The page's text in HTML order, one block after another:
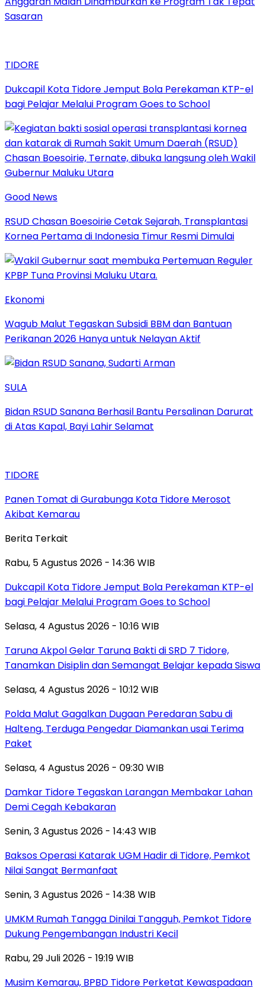
Sasaran
TIDORE
Dukcapil Kota Tidore Jemput Bola Perekaman KTP-el
bagi Pelajar Melalui Program Goes to School
Good News
RSUD Chasan Boesoirie Cetak Sejarah, Transplantasi
Kornea Pertama di Indonesia Timur Resmi Dimulai
Ekonomi
Wagub Malut Tegaskan Subsidi BBM dan Bantuan
Perikanan 2026 Hanya untuk Nelayan Aktif
SULA
Bidan RSUD Sanana Berhasil Bantu Persalinan Darurat
di Atas Kapal, Bayi Lahir Selamat
TIDORE
Panen Tomat di Gurabunga Kota Tidore Merosot
Akibat Kemarau
Berita Terkait
Rabu, 5 Agustus 2026 - 14:36 WIB
Dukcapil Kota Tidore Jemput Bola Perekaman KTP-el
bagi Pelajar Melalui Program Goes to School
Selasa, 4 Agustus 2026 - 10:16 WIB
Taruna Akpol Gelar Taruna Bakti di SRD 7 Tidore,
Tanamkan Disiplin dan Semangat Belajar kepada Siswa
Selasa, 4 Agustus 2026 - 10:12 WIB
Polda Malut Gagalkan Dugaan Peredaran Sabu di
Halteng, Terduga Pengedar Diamankan usai Terima
Paket
Selasa, 4 Agustus 2026 - 09:30 WIB
Damkar Tidore Tegaskan Larangan Membakar Lahan
Demi Cegah Kebakaran
Senin, 3 Agustus 2026 - 14:43 WIB
Baksos Operasi Katarak UGM Hadir di Tidore, Pemkot
Nilai Sangat Bermanfaat
Senin, 3 Agustus 2026 - 14:38 WIB
UMKM Rumah Tangga Dinilai Tangguh, Pemkot Tidore
Dukung Pengembangan Industri Kecil
Rabu, 29 Juli 2026 - 19:19 WIB
Musim Kemarau, BPBD Tidore Perketat Kewaspadaan